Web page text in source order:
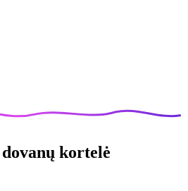
kortelė